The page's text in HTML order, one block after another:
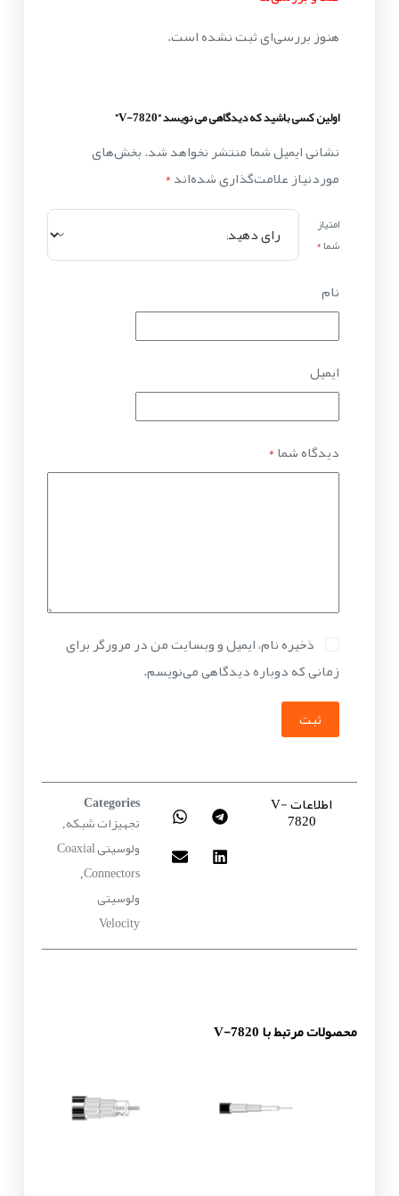
هنوز بررسی‌ای ثبت نشده است.
اولین کسی باشید که دیدگاهی می نویسد “V-7820”
نشانی ایمیل شما منتشر نخواهد شد.بخش‌های
موردنیاز علامت‌گذاری شده‌اند*
امتیاز
شما*
نام
ایمیل
دیدگاه شما*
ذخیره نام، ایمیل و وبسایت من در مرورگر برای
زمانی که دوباره دیدگاهی می‌نویسم.
ثبت
اطلاعات V-
7820
Categories
تجهیزات شبکه,
ولوسیتی Coaxial
Connectors
,
ولوسیتی
Velocity
محصولات مرتبط با V-7820